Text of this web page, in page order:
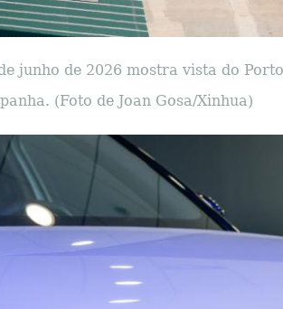
junho de 2026 mostra vista do
(Foto de Joan Gosa/Xinhua)